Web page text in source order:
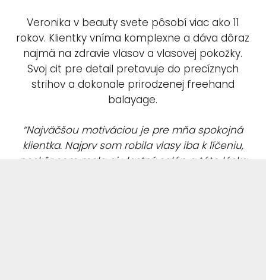
Veronika v beauty svete pôsobí viac ako 11
rokov. Klientky vníma komplexne a dáva dôraz
najmä na zdravie vlasov a vlasovej pokožky.
Svoj cit pre detail pretavuje do precíznych
strihov a dokonale prirodzenej freehand
balayage.
“Najväčšou motiváciou je pre mňa spokojná
klientka. Najprv som robila vlasy iba k líčeniu,
neskôr som mala aj vlastný salón a táto láska